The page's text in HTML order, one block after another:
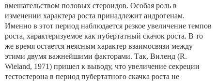
вмешательством половых стероидов. Особая роль в
изменении характера роста принадлежит андрогенам.
Именно в этот период наблюдается резкое увеличение темпов
роста, характеризуемое как пубертатный скачок роста. В то
же время остается неясным характер взаимосвязи между
этими двумя важнейшими факторами. Так, Виленд (R.
Wieland, 1971) пришел к выводу, что увеличе­ние секреции
тестостерона в период пубертатного скачка роста не